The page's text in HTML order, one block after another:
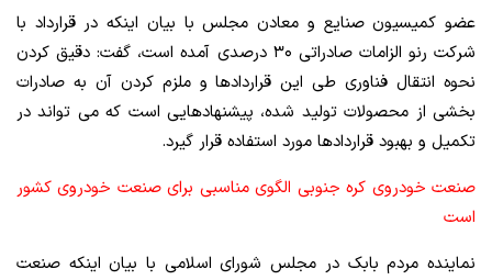
عضو کمیسیون صنایع و معادن مجلس با بیان اینکه در قرارداد با
شرکت رنو الزامات صادراتی ۳۰ درصدی آمده است، گفت: دقیق کردن
نحوه انتقال فناوری طی این قراردادها و ملزم کردن آن به صادرات
بخشی از محصولات تولید شده، پیشنهادهایی است که می تواند در
تکمیل و بهبود قراردادها مورد استفاده قرار گیرد.
صنعت خودروی کره جنوبی الگوی مناسبی برای صنعت خودروی کشور
است
نماینده مردم بابک در مجلس شورای اسلامی با بیان اینکه صنعت